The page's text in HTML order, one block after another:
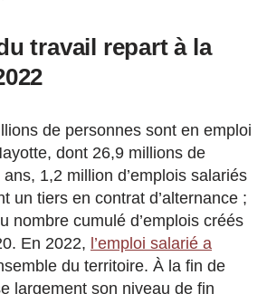
travail repart à la
de personnes sont en emploi
dont 26,9 millions de
1,2 million d’emplois salariés
un tiers en contrat d’alternance ;
nombre cumulé d’emplois créés
En 2022, l’emploi salarié a
du territoire. À la fin de
largement son niveau de fin